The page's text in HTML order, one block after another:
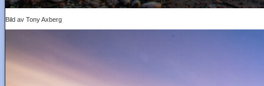
Bild av Tony Axberg